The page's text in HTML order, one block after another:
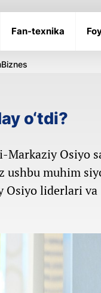
Fan-texnika
Biznes
o‘tdi?
Markaziy Osiyo
ushbu muhim
Osiyo liderlari va